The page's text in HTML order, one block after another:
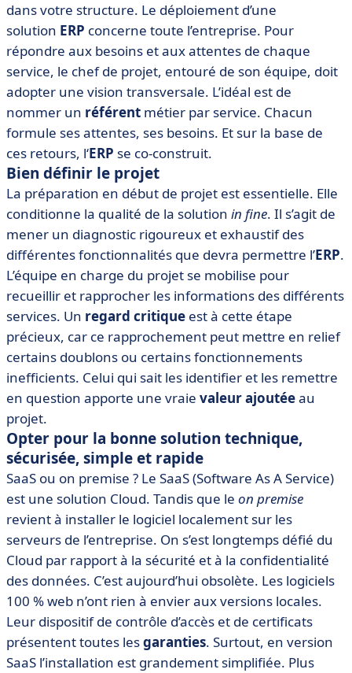
dans votre structure. Le déploiement d’une
solution ERP concerne toute l’entreprise. Pour
répondre aux besoins et aux attentes de chaque
service, le chef de projet, entouré de son équipe, doit
adopter une vision transversale. L’idéal est de
nommer un référent métier par service. Chacun
formule ses attentes, ses besoins. Et sur la base de
ces retours, l‘ERP se co-construit.
Bien définir le projet
​La préparation en début de projet est essentielle. Elle
conditionne la qualité de la solution in fine. Il s’agit de
mener un diagnostic rigoureux et exhaustif des
différentes fonctionnalités que devra permettre l’ERP.
L’équipe en charge du projet se mobilise pour
recueillir et rapprocher les informations des différents
services. Un regard critique est à cette étape
précieux, car ce rapprochement peut mettre en relief
certains doublons ou certains fonctionnements
inefficients. Celui qui sait les identifier et les remettre
en question apporte une vraie valeur ajoutéeau
projet.
Opter pour la bonne solution technique,
sécurisée, simple et rapide
​SaaS ou on premise ? Le SaaS (Software As A Service)
est une solution Cloud. Tandis que le on premise
revient à installer le logiciel localement sur les
serveurs de l’entreprise. On s’est longtemps défié du
Cloud par rapport à la sécurité et à la confidentialité
des données. C’est aujourd’hui obsolète. Les logiciels
100 % web n’ont rien à envier aux versions locales.
Leur dispositif de contrôle d’accès et de certificats
présentent toutes lesgaranties. Surtout, en version
SaaS l’installation est grandement simplifiée. Plus